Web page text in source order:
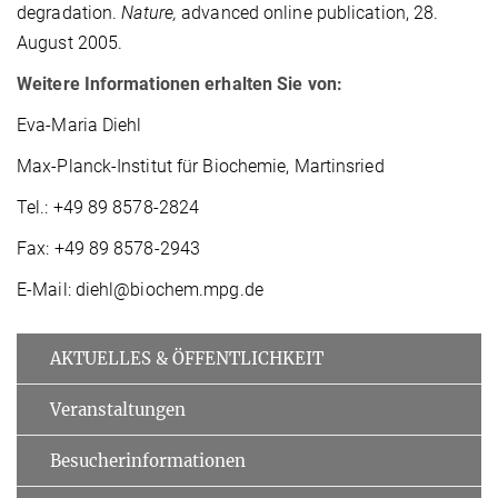
degradation.Nature, advanced online publication, 28.
August 2005.
Weitere Informationen erhalten Sie von:
Eva-Maria Diehl
Max-Planck-Institut für Biochemie, Martinsried
Tel.: +49 89 8578-2824
Fax: +49 89 8578-2943
E-Mail: diehl@biochem.mpg.de
AKTUELLES & ÖFFENTLICHKEIT
Veranstaltungen
Besucherinformationen